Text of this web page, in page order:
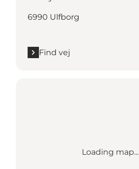
6990 Ulfborg
Find vej
Loading map...